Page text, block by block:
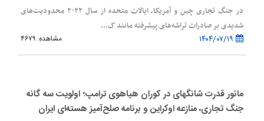
در جنگ تجاری چین و آمریکا، ایالات متحده از سال ۲۰۲۲ محدودیت‌های
شدیدی بر صادرات تراشه‌های پیشرفته مانند ک...
مشاهده: ۴۶۷۹
مانور قدرت شانگهای در کوران هیاهوی ترامپ؛ اولویت سه گانه
جنگ تجاری، منازعه اوکراین و برنامه صلح‌آمیز هسته‌ای ایران